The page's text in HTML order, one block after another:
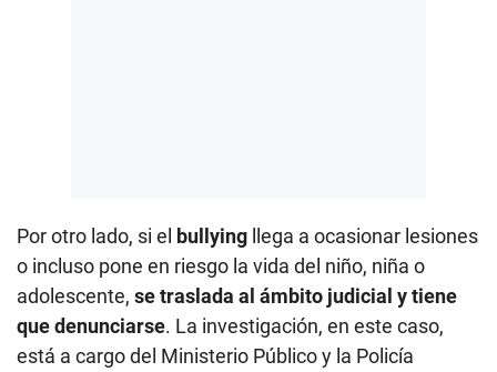
Por otro lado, si el bullying llega a ocasionar lesiones
o incluso pone en riesgo la vida del niño, niña o
adolescente, se traslada al ámbito judicial y tiene
que denunciarse. La investigación, en este caso,
está a cargo del Ministerio Público y la Policía